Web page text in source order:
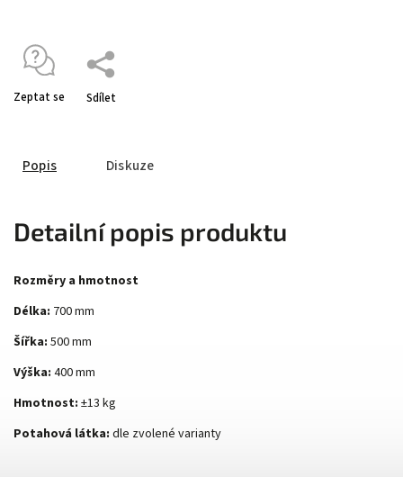
Zeptat se Sdílet
Popis Diskuze
Detailní popis produktu
Rozměry a hmotnost
Délka: 700 mm
Šířka: 500 mm
Výška: 400 mm
Hmotnost: ±13 kg
Potahová látka: dle zvolené varianty